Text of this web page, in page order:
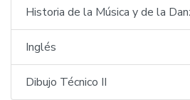
Historia de la Música y de la
Inglés
Dibujo Técnico II